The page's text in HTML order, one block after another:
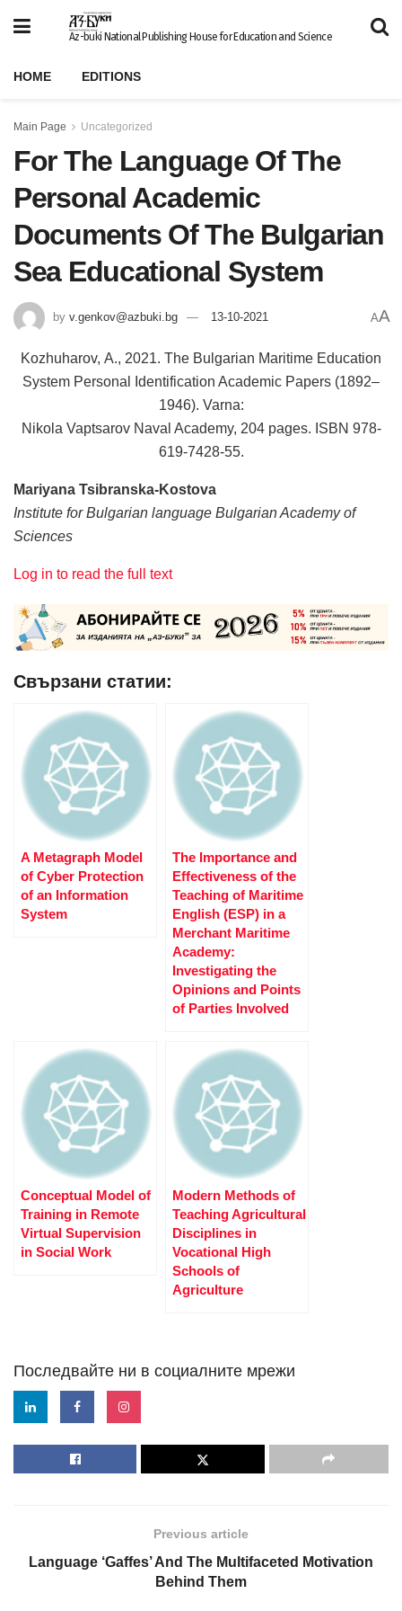
Az-buki National Publishing House for Education and Science
HOME EDITIONS
Main Page Uncategorized
For The Language Of The
Personal Academic
Documents Of The Bulgarian
Sea Educational System
by v.genkov@azbuki.bg 13-10-2021 AA
Kozhuharov, А., 2021. The Bulgarian Maritime Education
System Personal Identification Academic Papers (1892–
1946). Varna:
Nikola Vaptsarov Naval Academy, 204 pages. ISBN 978-
619-7428-55.
Mariyana Tsibranska-Kostova
Institute for Bulgarian language Bulgarian Academy of
Sciences
Log in to read the full text
Свързани статии:
A Metagraph Model
оf Cyber Protection
оf аn Information
System
The Importance and
Effectiveness of the
Teaching of Maritime
English (ESP) in a
Merchant Maritime
Academy:
Investigating the
Opinions and Points
of Parties Involved
Conceptual Model of
Training in Remote
Virtual Supervision
in Social Work
Modern Methods of
Teaching Agricultural
Disciplines in
Vocational High
Schools of
Agriculture
Последвайте ни в социалните мрежи
Previous article
Language ‘Gaffes’ And The Multifaceted Motivation
Behind Them